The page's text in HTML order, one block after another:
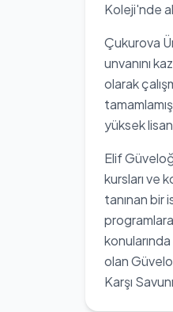
Koleji'nde
Çukurova
unvanını
olarak
yüksek
Elif
kursları ve
tanınan bir
olan
Karşı